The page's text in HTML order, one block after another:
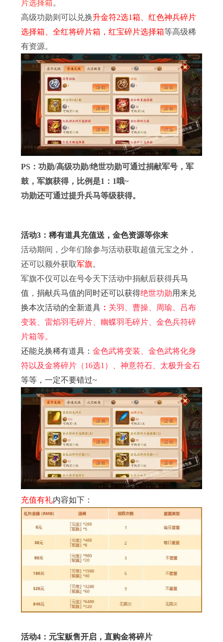
片选择箱。
高级功勋则可以兑换升金符2选1箱、红色神兵碎片
选择箱、全红将碎片箱，红宝碎片选择箱等高级稀
有资源。
PS：功勋/高级功勋/绝世功勋可通过捐献军号，军
鼓，军旗获得，比例是1：1哦~
功勋还可通过提升兵马等级获得。
活动3：稀有道具充值送，金色资源等你来
活动期间，少年们除参与活动获取超值元宝之外，
还可以额外获取军旗。
军旗不仅可以在号令天下活动中捐献后获得兵马
值 ， 捐献兵马值的同时还可以获得绝世功勋用来兑
换本次活动的全新道具： 关羽、曹操、周瑜、吕布
变装、雷焰羽毛碎片、幽蝶羽毛碎片、金色兵符碎
片箱等。
还能兑换稀有道具： 金色武将变装、金色武将化身
符以及金将碎片（16选1）、神意符石、太极升金石
等等，一定不要错过~
充值有礼内容如下：
活动4：元宝贩售开启，直购金将碎片